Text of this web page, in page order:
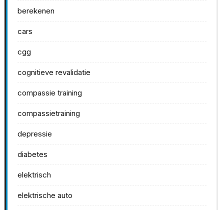
berekenen
cars
cgg
cognitieve revalidatie
compassie training
compassietraining
depressie
diabetes
elektrisch
elektrische auto